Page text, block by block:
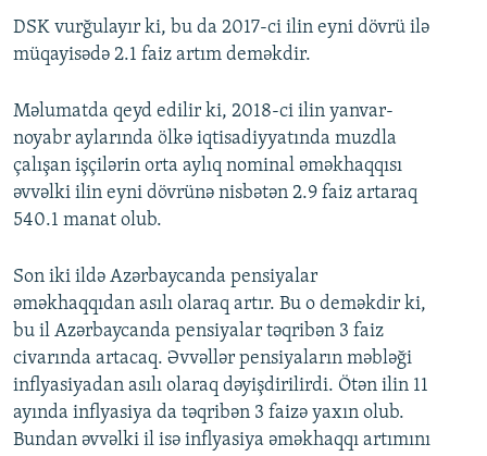
DSK vurğulayır ki, bu da 2017-ci ilin eyni dövrü ilə
müqayisədə 2.1 faiz artım deməkdir.
Məlumatda qeyd edilir ki, 2018-ci ilin yanvar-
noyabr aylarında ölkə iqtisadiyyatında muzdla
çalışan işçilərin orta aylıq nominal əməkhaqqısı
əvvəlki ilin eyni dövrünə nisbətən 2.9 faiz artaraq
540.1 manat olub.
Son iki ildə Azərbaycanda pensiyalar
əməkhaqqıdan asılı olaraq artır. Bu o deməkdir ki,
bu il Azərbaycanda pensiyalar təqribən 3 faiz
civarında artacaq. Əvvəllər pensiyaların məbləği
inflyasiyadan asılı olaraq dəyişdirilirdi. Ötən ilin 11
ayında inflyasiya da təqribən 3 faizə yaxın olub.
Bundan əvvəlki il isə inflyasiya əməkhaqqı artımını